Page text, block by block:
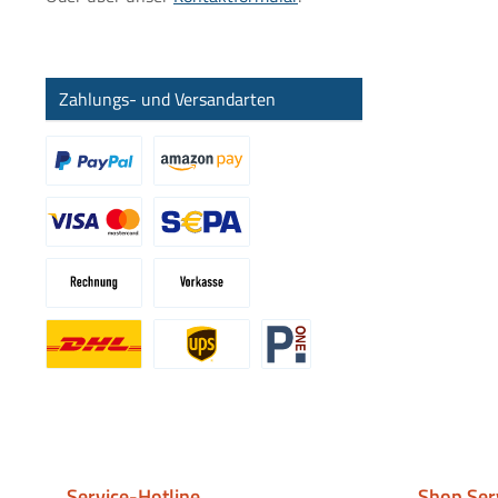
Zahlungs- und Versandarten